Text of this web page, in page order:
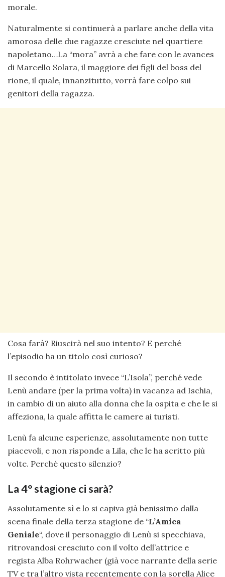
morale.
Naturalmente si continuerà a parlare anche della vita
amorosa delle due ragazze cresciute nel quartiere
napoletano…La “mora” avrà a che fare con le avances
di Marcello Solara, il maggiore dei figli del boss del
rione, il quale, innanzitutto, vorrà fare colpo sui
genitori della ragazza.
Cosa farà? Riuscirà nel suo intento? E perché
l’episodio ha un titolo così curioso?
Il secondo è intitolato invece “L’Isola”, perché vede
Lenù andare (per la prima volta) in vacanza ad Ischia,
in cambio di un aiuto alla donna che la ospita e che le si
affeziona, la quale affitta le camere ai turisti.
Lenù fa alcune esperienze, assolutamente non tutte
piacevoli, e non risponde a Lila, che le ha scritto più
volte. Perché questo silenzio?
La 4° stagione ci sarà?
Assolutamente sì e lo si capiva già benissimo dalla
scena finale della terza stagione de “L’Amica
Geniale“, dove il personaggio di Lenù si specchiava,
ritrovandosi cresciuto con il volto dell’attrice e
regista Alba Rohrwacher (già voce narrante della serie
TV e tra l’altro vista recentemente con la sorella Alice